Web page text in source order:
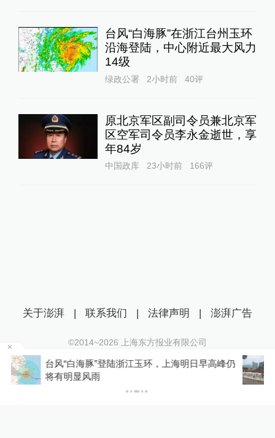
台风“白海豚”在浙江台州玉环
沿海登陆，中心附近最大风力
14级
绿政公署 2小时前 40评
原北京军区副司令员兼北京军
区空军司令员李永金逝世，享
年84岁
中国政库 23小时前 166评
湖南一企业诉县政府未交地：这边还在打官司，
那边涉案土地被拍卖了
关于澎湃 | 联系我们 | 法律声明 | 澎湃广告
©2014~2026 上海东方报业有限公司
沪ICP证：沪B2-20170116 | 沪ICP备14003370号
互联网新闻信息服务许可证：31120170006
沪公网安备 31010602000299号